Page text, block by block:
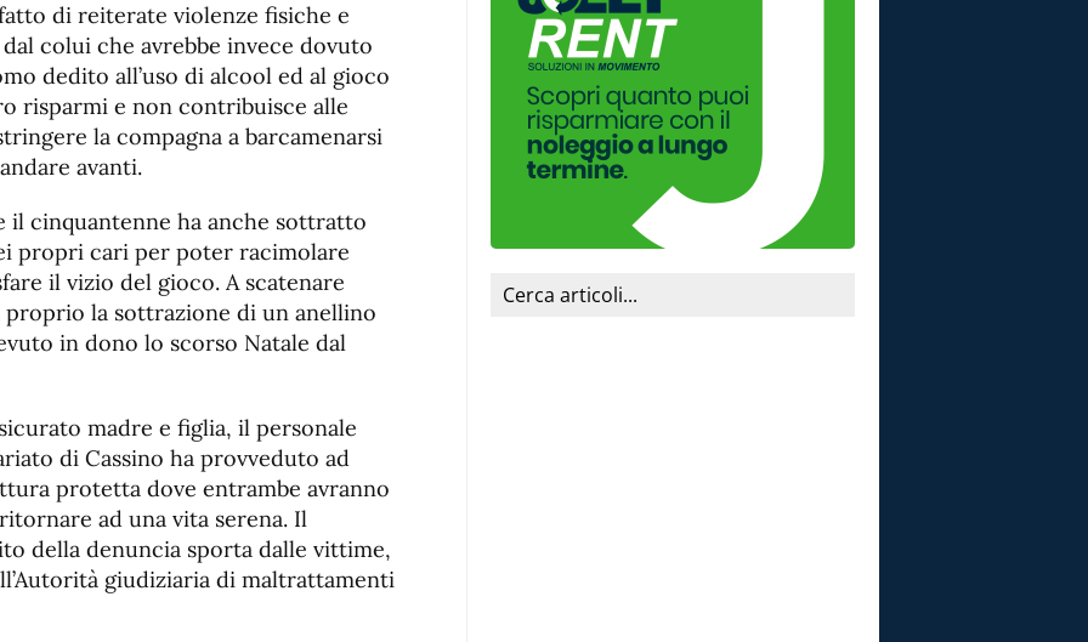
di reiterate violenze fisiche e
colui che avrebbe invece dovuto
dedito all’uso di alcool ed al gioco
risparmi e non contribuisce alle
la compagna a barcamenarsi
avanti.
il cinquantenne ha anche sottratto
propri cari per poter racimolare
il vizio del gioco. A scatenare
proprio la sottrazione di un anellino
in dono lo scorso Natale dal
madre e figlia, il personale
di Cassino ha provveduto ad
protetta dove entrambe avranno
ad una vita serena. Il
della denuncia sporta dalle vittime,
giudiziaria di maltrattamenti